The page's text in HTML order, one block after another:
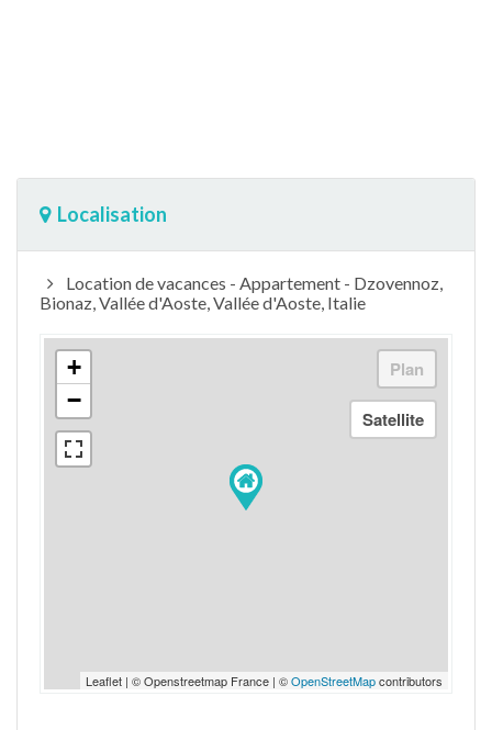
Localisation
Location de vacances - Appartement - Dzovennoz,
Bionaz, Vallée d'Aoste, Vallée d'Aoste, Italie
+
−
Leaflet | © Openstreetmap France | ©OpenStreetMapcontributors